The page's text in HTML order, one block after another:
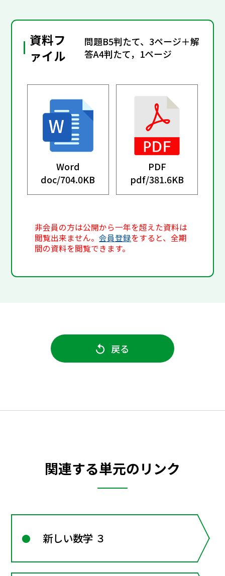
資料フ
ァイル
問題B5判たて、3ページ＋解
答A4判たて，1ページ
Word
doc/704.0KB
PDF
pdf/381.6KB
非会員の方は公開から一年を超えた資料は
閲覧出来ません。会員登録をすると、全期
間の資料を閲覧できます。
戻る
関連する単元のリンク
新しい数学 ３